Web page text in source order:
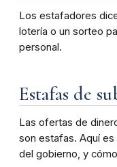
Los estafadores
lotería o un sorteo
personal.
Estafas de
Las ofertas de
son estafas. Aquí
del gobierno, y